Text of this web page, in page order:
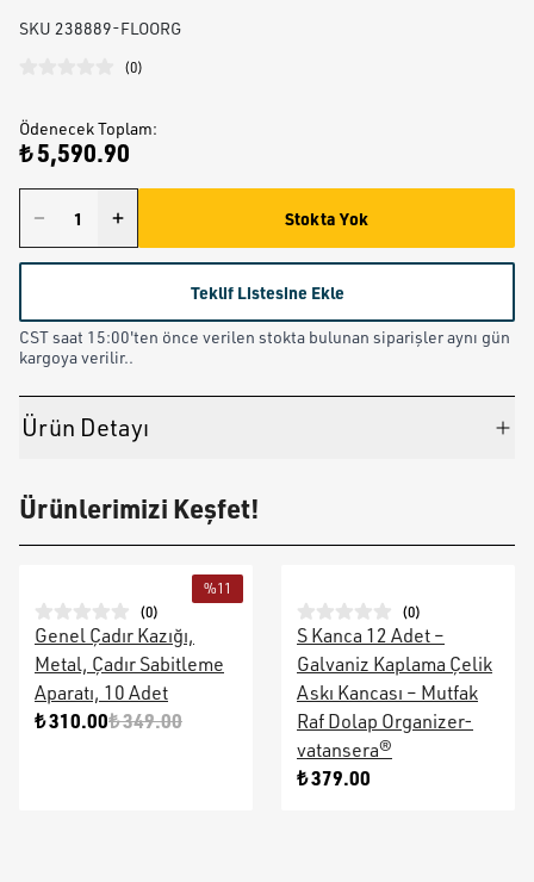
SKU 238889-FLOORG
(0)
Ödenecek Toplam:
₺ 5,590.90
Stokta Yok
Teklif Listesine Ekle
CST saat 15:00'ten önce verilen stokta bulunan siparişler aynı gün
kargoya verilir..
Ürün Detayı
Ürünlerimizi Keşfet!
%11
(0)
Genel Çadır Kazığı,
Metal, Çadır Sabitleme
Aparatı, 10 Adet
₺ 310.00₺ 349.00
(0)
S Kanca 12 Adet –
Galvaniz Kaplama Çelik
Askı Kancası – Mutfak
Raf Dolap Organizer-
vatansera®
₺ 379.00